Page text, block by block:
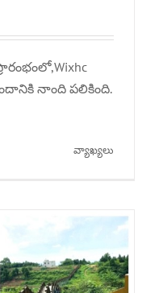
నాంది పలికింది.
వ్యాఖ్యలు
చెంగ్డు
టెక్నాలజీ
కో.,
లిమిటెడ్.
ప్రజల కార్నివాల్
పీచ్ డే ట్రిప్